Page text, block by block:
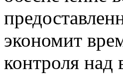
экономит
контроля над